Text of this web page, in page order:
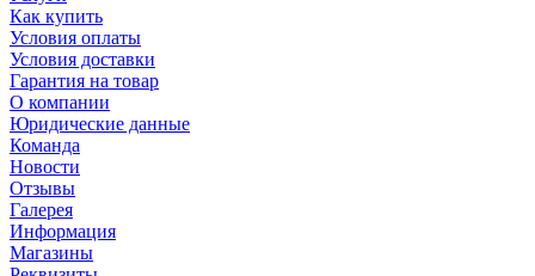
Как купить
Условия оплаты
Условия доставки
Гарантия на товар
О компании
Юридические данные
Команда
Новости
Отзывы
Галерея
Информация
Магазины